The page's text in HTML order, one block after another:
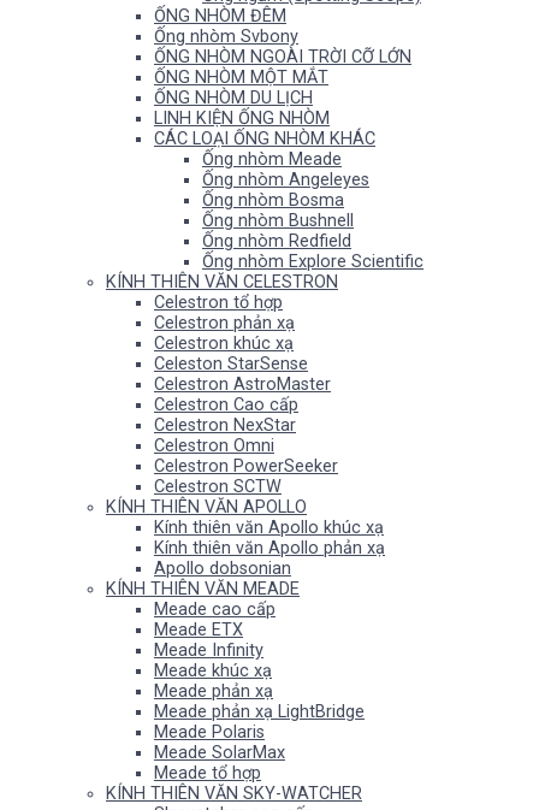
ỐNG NHÒM ĐÊM
Ống nhòm Svbony
ỐNG NHÒM NGOÀI TRỜI CỠ LỚN
ỐNG NHÒM MỘT MẮT
ỐNG NHÒM DU LỊCH
LINH KIỆN ỐNG NHÒM
CÁC LOẠI ỐNG NHÒM KHÁC
Ống nhòm Meade
Ống nhòm Angeleyes
Ống nhòm Bosma
Ống nhòm Bushnell
Ống nhòm Redfield
Ống nhòm Explore Scientific
KÍNH THIÊN VĂN CELESTRON
Celestron tổ hợp
Celestron phản xạ
Celestron khúc xạ
Celeston StarSense
Celestron AstroMaster
Celestron Cao cấp
Celestron NexStar
Celestron Omni
Celestron PowerSeeker
Celestron SCTW
KÍNH THIÊN VĂN APOLLO
Kính thiên văn Apollo khúc xạ
Kính thiên văn Apollo phản xạ
Apollo dobsonian
KÍNH THIÊN VĂN MEADE
Meade cao cấp
Meade ETX
Meade Infinity
Meade khúc xạ
Meade phản xạ
Meade phản xạ LightBridge
Meade Polaris
Meade SolarMax
Meade tổ hợp
KÍNH THIÊN VĂN SKY-WATCHER